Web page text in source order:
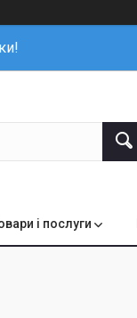
і послуги